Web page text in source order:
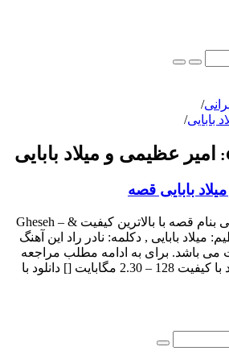
/
بابایی/
امیر عظیمی و میلاد بابایی
بابایی قصه
امیر عظیمی و میلاد بابایی بنام قصه با بالاترین کیفیت & – Gheseh
میلاد بابایی , دکلمه: نادر راد این آهنگ
می باشد. برای به ادامه مطلب مراجعه
کنید … و بنام قصه دانلود با کیفیت 128 – 2.30 مگابایت [] دانلود با